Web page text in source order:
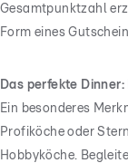
Gesamtpunktzahl
Form eines
Das perfekte
Ein besonderes
Profiköche oder
Hobbyköche.